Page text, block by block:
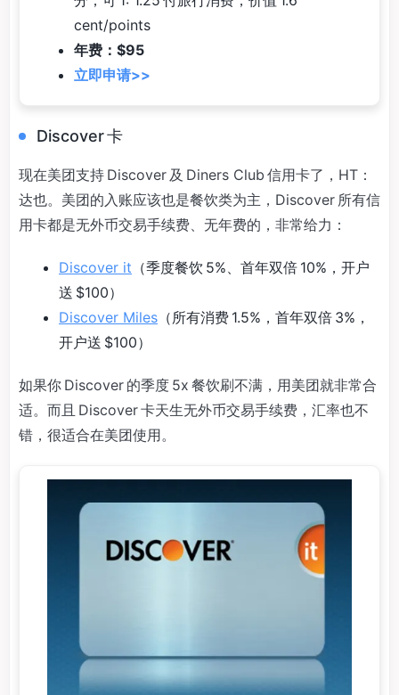
cent/points
年费：$95
立即申请>>
Discover 卡
现在美团支持 Discover 及 Diners Club 信用卡了，HT：
达也。美团的入账应该也是餐饮类为主，Discover 所有信
用卡都是无外币交易手续费、无年费的，非常给力：
Discover it （季度餐饮 5%、首年双倍 10%，开户
送 $100）
Discover Miles （所有消费 1.5%，首年双倍 3%，
开户送 $100）
如果你 Discover 的季度 5x 餐饮刷不满，用美团就非常合
适。而且 Discover 卡天生无外币交易手续费，汇率也不
错，很适合在美团使用。